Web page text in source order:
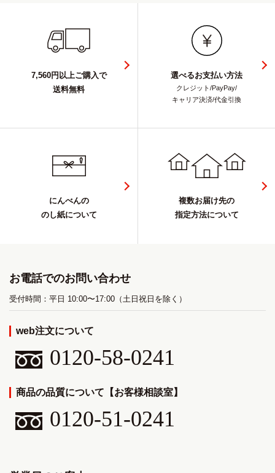
7,560円以上ご購入で
送料無料
選べるお支払い方法
クレジット/PayPay/
キャリア決済/代金引換
にんべんの
のし紙について
複数お届け先の
指定方法について
お電話でのお問い合わせ
受付時間：平日 10:00〜17:00（土日祝日を除く）
web注文について
0120-58-0241
商品の品質について【お客様相談室】
0120-51-0241